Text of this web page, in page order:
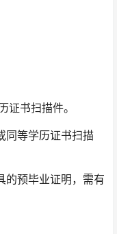
证书扫描件。
同等学历证书扫描
的预毕业证明，需有